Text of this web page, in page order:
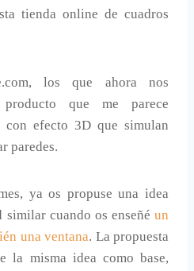
tienda online de cuadros
los que ahora nos
que me parece
con efecto 3D que simulan
paredes.
ya os propuse una idea
cuando os enseñé un
una ventana. La propuesta
la misma idea como base,